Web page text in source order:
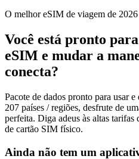
O melhor eSIM de viagem de 2026
Você está pronto
eSIM e mudar a
conecta?
Pacote de dados pronto para usar
207 países / regiões, desfrute de
perfeita. Diga adeus às altas tarifas
de cartão SIM físico.
Ainda não tem um